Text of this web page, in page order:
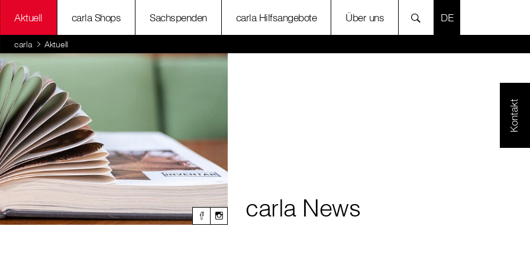
Aktuell carla Shops Sachspenden carla Hilfsangebote Über uns SPRACHE
carla Aktuell
Kontakt
carla News